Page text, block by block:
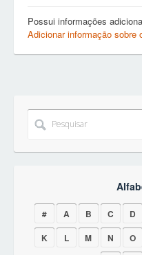
Possui informações
Adicionar informação sobre
# A B C D
K
L M N O